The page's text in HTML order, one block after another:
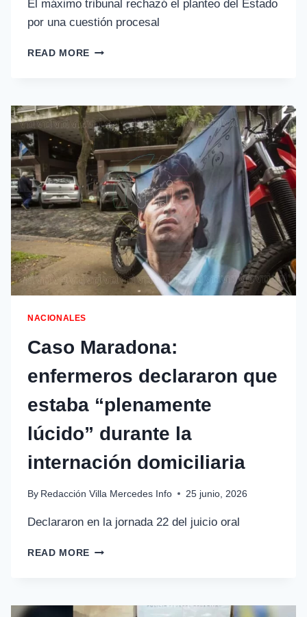
El máximo tribunal rechazó el planteo del Estado
por una cuestión procesal
READ MORE
NACIONALES
Caso Maradona:
enfermeros declararon que
estaba “plenamente
lúcido” durante la
internación domiciliaria
By Redacción Villa Mercedes Info 25 junio, 2026
Declararon en la jornada 22 del juicio oral
READ MORE